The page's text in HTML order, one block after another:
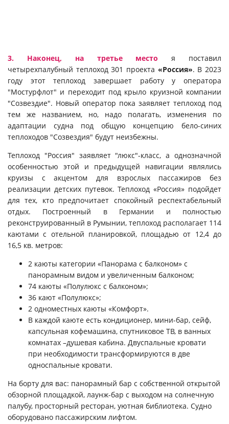
3. Наконец, на третье место я поставил
четырехпалубный теплоход 301 проекта «Россия». В 2023
году этот теплоход завершает работу у оператора
"Мостурфлот" и переходит под крыло круизной компании
"Созвездие". Новый оператор пока заявляет теплоход под
тем же названием, но, надо полагать, изменения по
адаптации судна под общую концепцию бело-синих
теплоходов "Созвездия" будут неизбежны.
Теплоход "Россия" заявляет "люкс"-класс, а однозначной
особенностью этой и предыдущей навигации являлись
круизы с акцентом для взрослых пассажиров без
реализации детских путевок.Теплоход «Россия» подойдет
для тех, кто предпочитает спокойный респектабельный
отдых. Построенный в Германии и полностью
реконструированный в Румынии, теплоход располагает 114
каютами с отельной планировкой, площадью от 12,4 до
16,5 кв. метров:
2 каюты категории «Панорама с балконом» с
панорамным видом и увеличенным балконом;
74 каюты «Полулюкс с балконом»;
36 кают «Полулюкс»;
2 одноместных каюты «Комфорт».
В каждой каюте есть кондиционер, мини-бар, сейф,
капсульная кофемашина, спутниковое ТВ, в ванных
комнатах –душевая кабина. Двуспальные кровати
при необходимости трансформируются в две
односпальные кровати.
На борту для вас: панорамный бар с собственной открытой
обзорной площадкой, лаунж-бар с выходом на солнечную
палубу, просторный ресторан, уютная библиотека. Судно
оборудовано пассажирским лифтом.